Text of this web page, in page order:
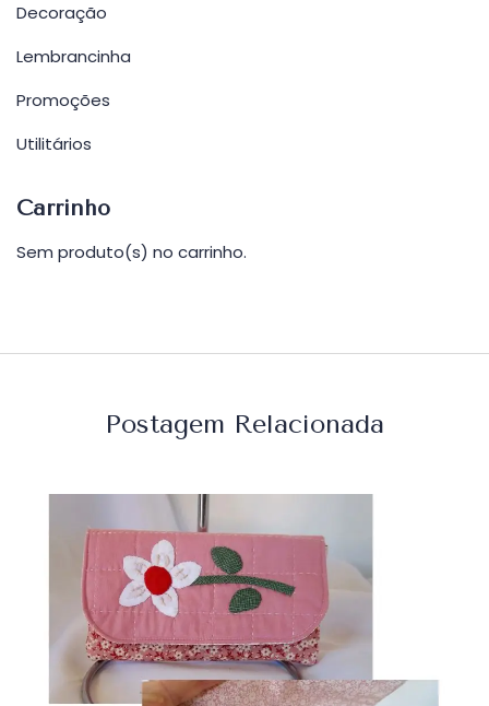
Decoração
Lembrancinha
Promoções
Utilitários
Carrinho
Sem produto(s) no carrinho.
Postagem Relacionada